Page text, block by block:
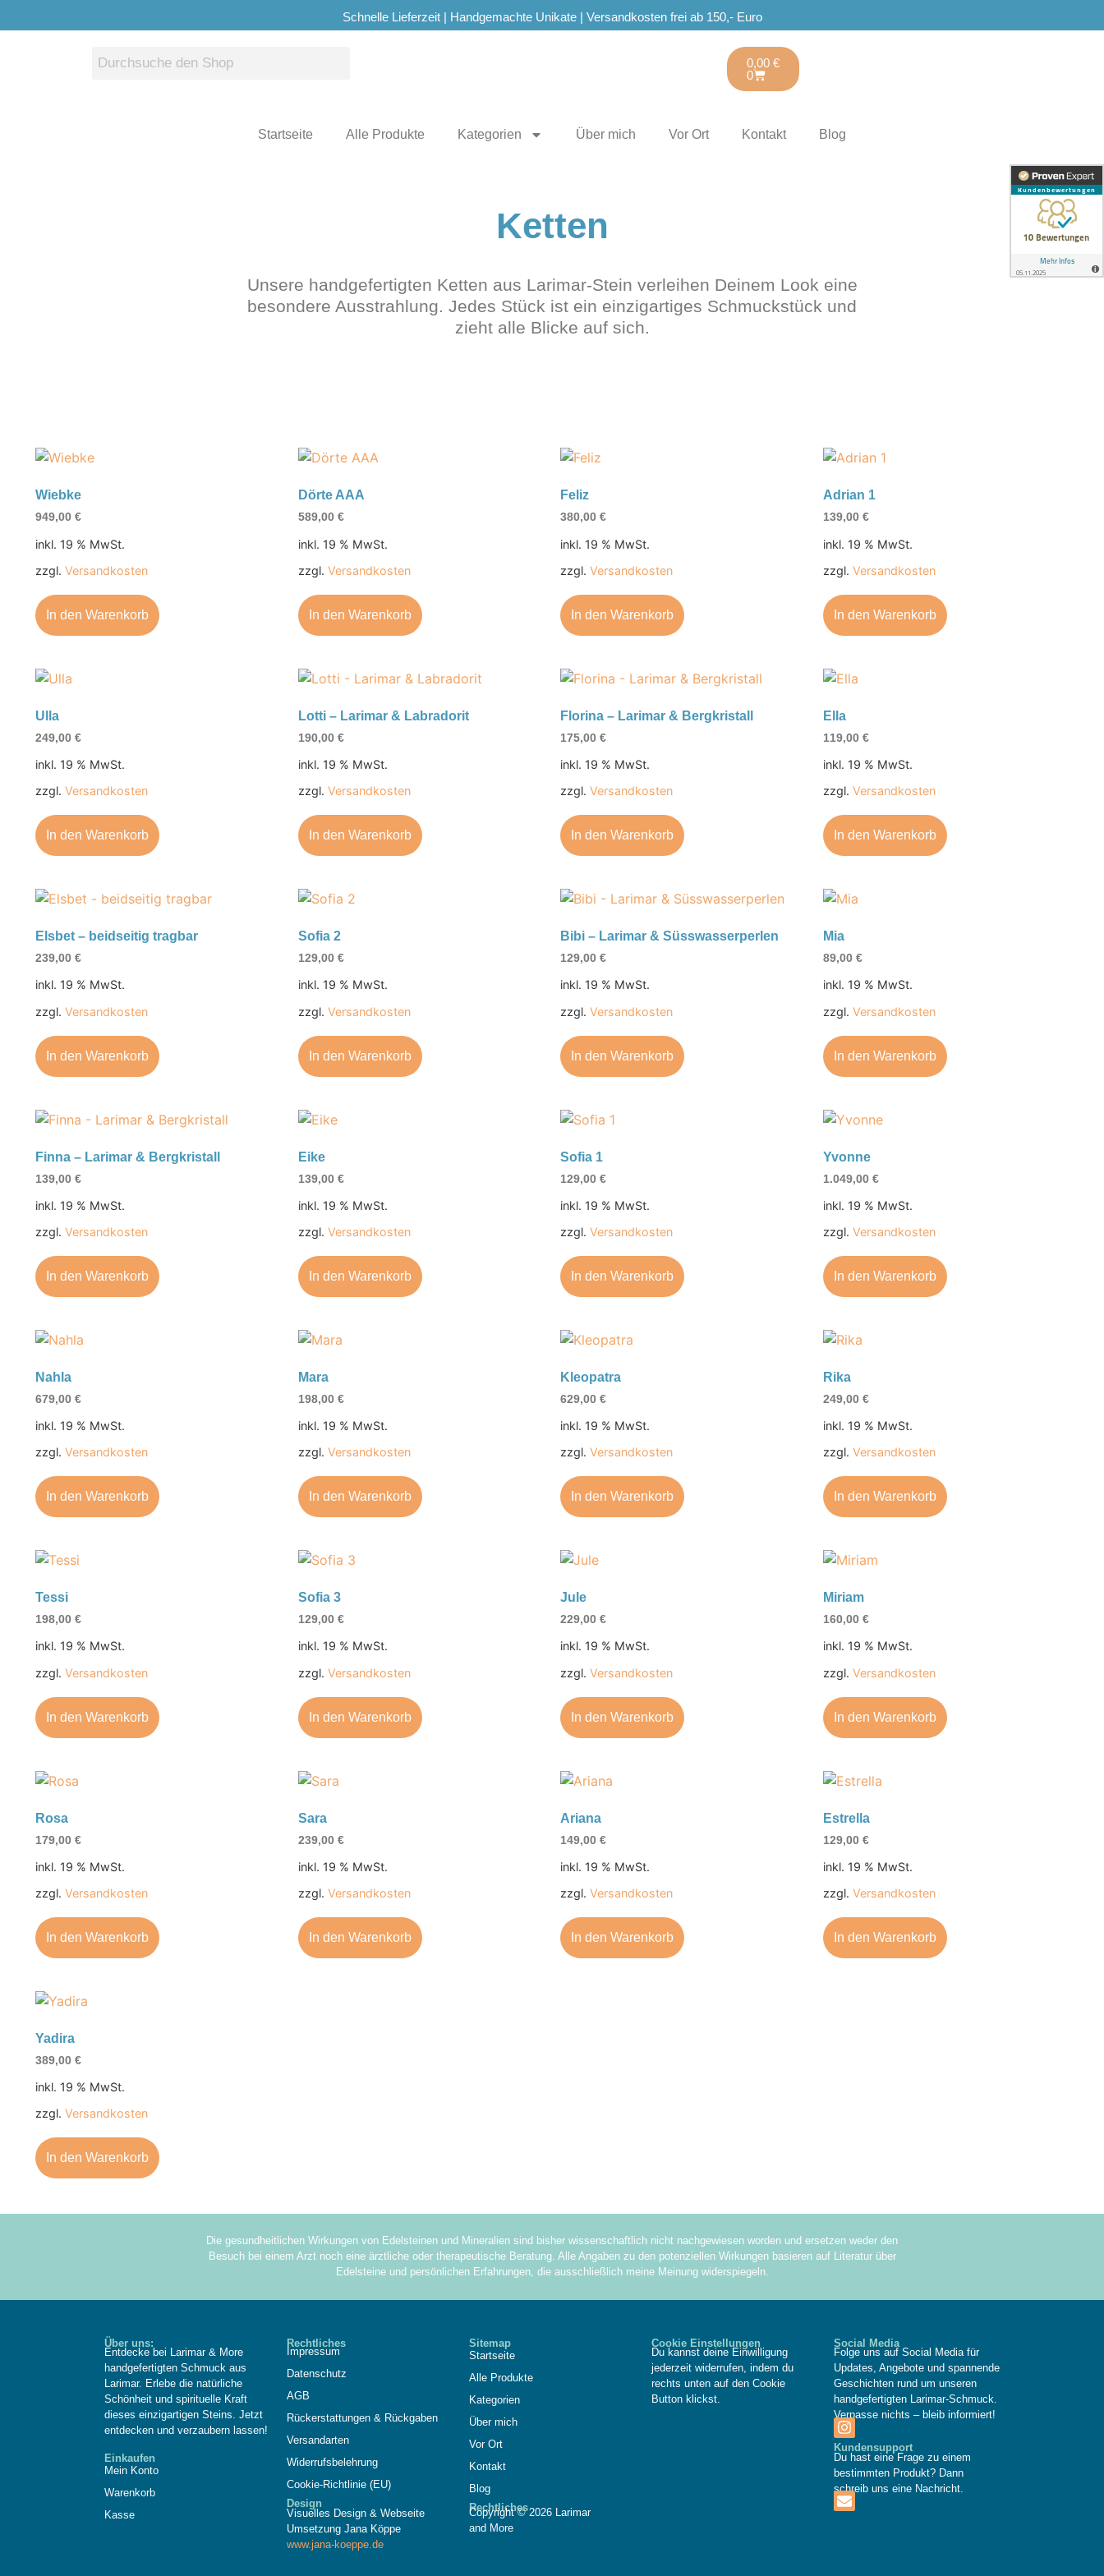
Schnelle Lieferzeit | Handgemachte Unikate | Versandkosten frei ab 150,- Euro
0,00€
0
Startseite Alle Produkte Kategorien Über mich Vor Ort Kontakt Blog
Ketten
Unsere handgefertigten Ketten aus Larimar-Stein verleihen Deinem Look eine
besondere Ausstrahlung. Jedes Stück ist ein einzigartiges Schmuckstück und
zieht alle Blicke auf sich.
Wiebke
949,00 €
inkl. 19 % MwSt.
zzgl. Versandkosten
In den Warenkorb
Dörte AAA
589,00 €
inkl. 19 % MwSt.
zzgl. Versandkosten
In den Warenkorb
Feliz
380,00 €
inkl. 19 % MwSt.
zzgl. Versandkosten
In den Warenkorb
Adrian 1
139,00 €
inkl. 19 % MwSt.
zzgl. Versandkosten
In den Warenkorb
Ulla
249,00 €
inkl. 19 % MwSt.
zzgl. Versandkosten
In den Warenkorb
Lotti – Larimar & Labradorit
190,00 €
inkl. 19 % MwSt.
zzgl. Versandkosten
In den Warenkorb
Florina – Larimar & Bergkristall
175,00 €
inkl. 19 % MwSt.
zzgl. Versandkosten
In den Warenkorb
Ella
119,00 €
inkl. 19 % MwSt.
zzgl. Versandkosten
In den Warenkorb
Elsbet – beidseitig tragbar
239,00 €
inkl. 19 % MwSt.
zzgl. Versandkosten
In den Warenkorb
Sofia 2
129,00 €
inkl. 19 % MwSt.
zzgl. Versandkosten
In den Warenkorb
Bibi – Larimar & Süsswasserperlen
129,00 €
inkl. 19 % MwSt.
zzgl. Versandkosten
In den Warenkorb
Mia
89,00 €
inkl. 19 % MwSt.
zzgl. Versandkosten
In den Warenkorb
Finna – Larimar & Bergkristall
139,00 €
inkl. 19 % MwSt.
zzgl. Versandkosten
In den Warenkorb
Eike
139,00 €
inkl. 19 % MwSt.
zzgl. Versandkosten
In den Warenkorb
Sofia 1
129,00 €
inkl. 19 % MwSt.
zzgl. Versandkosten
In den Warenkorb
Yvonne
1.049,00 €
inkl. 19 % MwSt.
zzgl. Versandkosten
In den Warenkorb
Nahla
679,00 €
inkl. 19 % MwSt.
zzgl. Versandkosten
In den Warenkorb
Mara
198,00 €
inkl. 19 % MwSt.
zzgl. Versandkosten
In den Warenkorb
Kleopatra
629,00 €
inkl. 19 % MwSt.
zzgl. Versandkosten
In den Warenkorb
Rika
249,00 €
inkl. 19 % MwSt.
zzgl. Versandkosten
In den Warenkorb
Tessi
198,00 €
inkl. 19 % MwSt.
zzgl. Versandkosten
In den Warenkorb
Sofia 3
129,00 €
inkl. 19 % MwSt.
zzgl. Versandkosten
In den Warenkorb
Jule
229,00 €
inkl. 19 % MwSt.
zzgl. Versandkosten
In den Warenkorb
Miriam
160,00 €
inkl. 19 % MwSt.
zzgl. Versandkosten
In den Warenkorb
Rosa
179,00 €
inkl. 19 % MwSt.
zzgl. Versandkosten
In den Warenkorb
Sara
239,00 €
inkl. 19 % MwSt.
zzgl. Versandkosten
In den Warenkorb
Ariana
149,00 €
inkl. 19 % MwSt.
zzgl. Versandkosten
In den Warenkorb
Estrella
129,00 €
inkl. 19 % MwSt.
zzgl. Versandkosten
In den Warenkorb
Yadira
389,00 €
inkl. 19 % MwSt.
zzgl. Versandkosten
In den Warenkorb
Die gesundheitlichen Wirkungen von Edelsteinen und Mineralien sind bisher wissenschaftlich nicht nachgewiesen worden und ersetzen weder den
Besuch bei einem Arzt noch eine ärztliche oder therapeutische Beratung. Alle Angaben zu den potenziellen Wirkungen basieren auf Literatur über
Edelsteine und persönlichen Erfahrungen, die ausschließlich meine Meinung widerspiegeln.
Über uns:
Entdecke bei Larimar & More
handgefertigten Schmuck aus
Larimar. Erlebe die natürliche
Schönheit und spirituelle Kraft
dieses einzigartigen Steins. Jetzt
entdecken und verzaubern lassen!
Einkaufen
Mein Konto
Warenkorb
Kasse
Rechtliches
Impressum
Datenschutz
AGB
Rückerstattungen & Rückgaben
Versandarten
Widerrufsbelehrung
Cookie-Richtlinie (EU)
Design
Visuelles Design & Webseite
Umsetzung Jana Köppe
www.jana-koeppe.de
Sitemap
Startseite
Alle Produkte
Kategorien
Über mich
Vor Ort
Kontakt
Blog
Rechtliches
Copyright © 2026 Larimar
and More
Cookie Einstellungen
Du kannst deine Einwilligung
jederzeit widerrufen, indem du
rechts unten auf den Cookie
Button klickst.
Social Media
Folge uns auf Social Media für
Updates, Angebote und spannende
Geschichten rund um unseren
handgefertigten Larimar-Schmuck.
Verpasse nichts – bleib informiert!
Kundensupport
Du hast eine Frage zu einem
bestimmten Produkt? Dann
schreib uns eine Nachricht.